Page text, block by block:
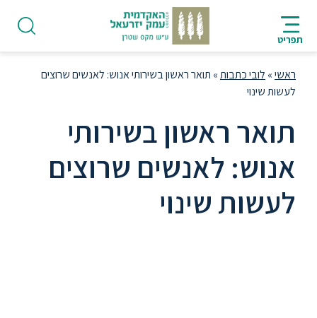
לתוכן
מרכזי
העמוד
תפריט
AR
אודות
ראשי» לובי כתבות» תואר ראשון בשירותי אנוש: לאנשים שרוצים
לעשות שינוי
תואר ראשון בשירותי
אנוש: לאנשים שרוצים
לעשות שינוי